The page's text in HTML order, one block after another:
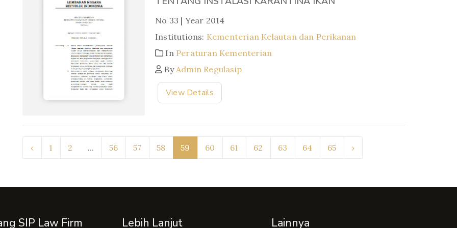
No 33 | Year 2014
Institutions: Kementerian Kelautan dan Perikanan
In Peraturan Kementerian
ByAdmin Regulasip
View Details
‹ 1 2 ... 56 57 58 59 60 61 62 63 64 65 ›
SIP Law Firm Lebih Lanjut Lainnya